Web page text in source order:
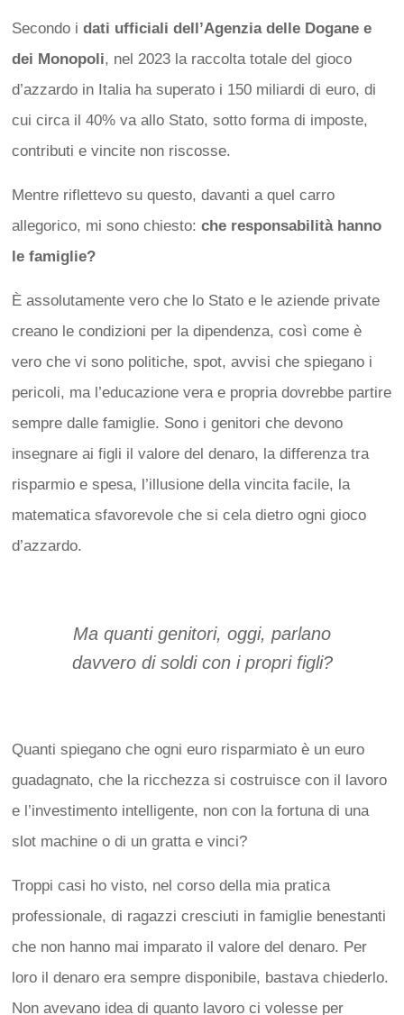
Secondo i dati ufficiali dell’Agenzia delle Dogane e
dei Monopoli, nel 2023 la raccolta totale del gioco
d’azzardo in Italia ha superato i 150 miliardi di euro, di
cui circa il 40% va allo Stato, sotto forma di imposte,
contributi e vincite non riscosse.
Mentre riflettevo su questo, davanti a quel carro
allegorico, mi sono chiesto: che responsabilità hanno
le famiglie?
È assolutamente vero che lo Stato e le aziende private
creano le condizioni per la dipendenza, così come è
vero che vi sono politiche, spot, avvisi che spiegano i
pericoli, ma l’educazione vera e propria dovrebbe partire
sempre dalle famiglie. Sono i genitori che devono
insegnare ai figli il valore del denaro, la differenza tra
risparmio e spesa, l’illusione della vincita facile, la
matematica sfavorevole che si cela dietro ogni gioco
d’azzardo.
Ma quanti genitori, oggi, parlano
davvero di soldi con i propri figli?
Quanti spiegano che ogni euro risparmiato è un euro
guadagnato, che la ricchezza si costruisce con il lavoro
e l’investimento intelligente, non con la fortuna di una
slot machine o di un gratta e vinci?
Troppi casi ho visto, nel corso della mia pratica
professionale, di ragazzi cresciuti in famiglie benestanti
che non hanno mai imparato il valore del denaro. Per
loro il denaro era sempre disponibile, bastava chiederlo.
Non avevano idea di quanto lavoro ci volesse per